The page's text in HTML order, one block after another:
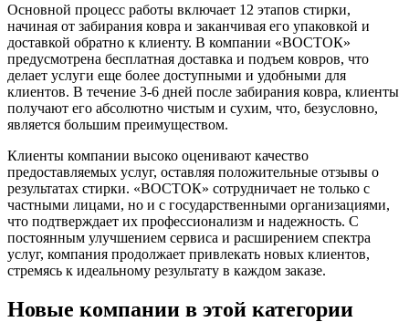
Основной процесс работы включает 12 этапов стирки,
начиная от забирания ковра и заканчивая его упаковкой и
доставкой обратно к клиенту. В компании «ВОСТОК»
предусмотрена бесплатная доставка и подъем ковров, что
делает услуги еще более доступными и удобными для
клиентов. В течение 3-6 дней после забирания ковра, клиенты
получают его абсолютно чистым и сухим, что, безусловно,
является большим преимуществом.
Клиенты компании высоко оценивают качество
предоставляемых услуг, оставляя положительные отзывы о
результатах стирки. «ВОСТОК» сотрудничает не только с
частными лицами, но и с государственными организациями,
что подтверждает их профессионализм и надежность. С
постоянным улучшением сервиса и расширением спектра
услуг, компания продолжает привлекать новых клиентов,
стремясь к идеальному результату в каждом заказе.
Новые компании в этой категории